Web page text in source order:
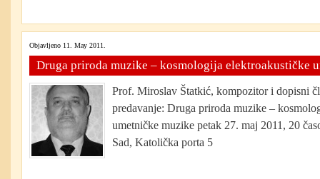
Objavljeno 11. May 2011.
Druga priroda muzike – kosmologija elektroakustičke
Prof. Miroslav Štatkić, kompozitor i dopisni
predavanje: Druga priroda muzike –
umetničke muzike petak 27. maj 2011, 20
Sad, Katolička porta 5